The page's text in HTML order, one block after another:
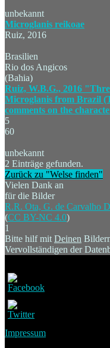
unbekannt
Microglanis reikoae
Ruiz, 2016
Brasilien
Rio dos Angicos
(Bahia)
Ruiz, W.B.G., 2016
Microglanis from Brazil
comments on the
5
60
unbekannt
2 Einträge gefunden.
Zurück zu "Welse finden"
Vielen Dank an
für die Bilder
R.R. Ota, G. de Carvalho
(CC BY-NC 4.0)
1
Bitte hilf mit Deinen
Vervollständigen der
Impressum